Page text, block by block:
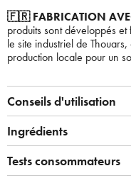
🇫🇷 FABRICATION
produits sont développés
le site industriel de
production locale pour un
Conseils d'utilisation
Ingrédients
Tests consommateurs